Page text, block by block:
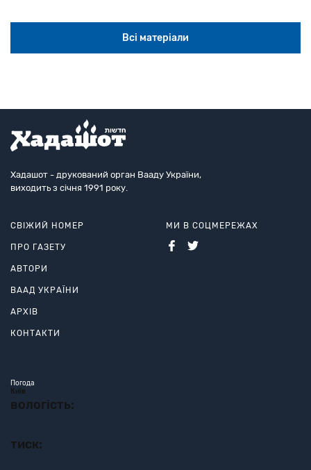
Всі матеріали
Хадашот - друкований орган Вааду України,
виходить з січня 1991 року.
СВІЖИЙ НОМЕР
ПРО ГАЗЕТУ
АВТОРИ
ВААД УКРАЇНИ
АРХІВ
КОНТАКТИ
МИ В СОЦМЕРЕЖАХ
Погода
Київ
вологість:
тиск: